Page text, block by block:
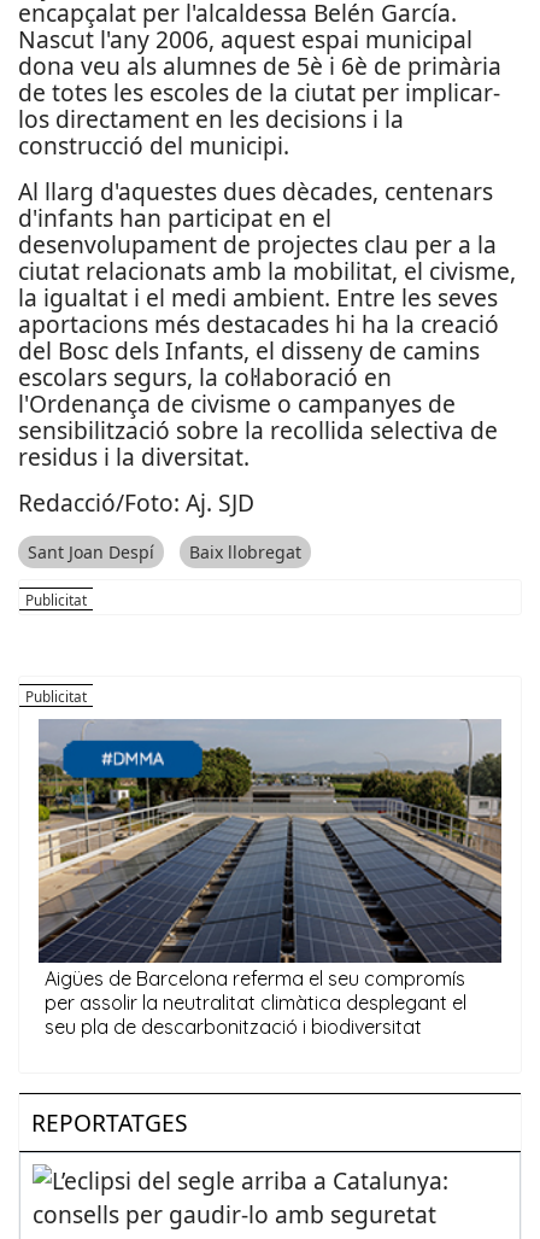
encapçalat per l'alcaldessa Belén García.
Nascut l'any 2006, aquest espai municipal
dona veu als alumnes de 5è i 6è de primària
de totes les escoles de la ciutat per implicar-
los directament en les decisions i la
construcció del municipi.
Al llarg d'aquestes dues dècades, centenars
d'infants han participat en el
desenvolupament de projectes clau per a la
ciutat relacionats amb la mobilitat, el civisme,
la igualtat i el medi ambient. Entre les seves
aportacions més destacades hi ha la creació
del Bosc dels Infants, el disseny de camins
escolars segurs, la col·laboració en
l'Ordenança de civisme o campanyes de
sensibilització sobre la recollida selectiva de
residus i la diversitat.
Redacció/Foto: Aj. SJD
Sant Joan Despí Baix llobregat
REPORTATGES